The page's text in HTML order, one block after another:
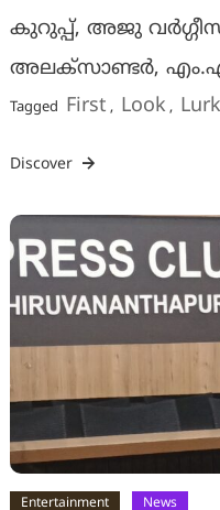
കുറുപ്പ്, അജു വർഗ്ഗീസ്,
അലക്സാണ്ടർ,
Tagged First , Look , Lurk
Discover
Entertainment News